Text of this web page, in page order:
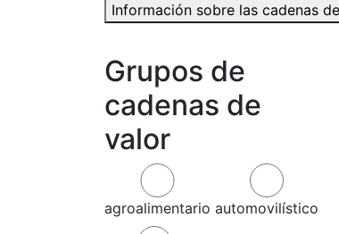
Información sobre las cadenas
Grupos de
cadenas de
valor
agroalimentario automovilístico